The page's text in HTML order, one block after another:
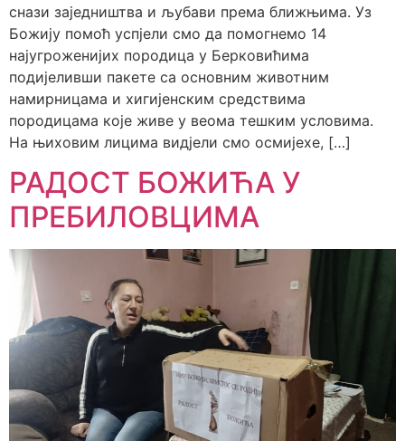
снази заједништва и љубави према ближњима. Уз
Божију помоћ успјели смо да помогнемо 14
најугроженијих породица у Берковићима
подијеливши пакете са основним животним
намирницама и хигијенским средствима
породицама које живе у веома тешким условима.
На њиховим лицима видјели смо осмијехе, […]
РАДОСТ БОЖИЋА У
ПРЕБИЛОВЦИМА